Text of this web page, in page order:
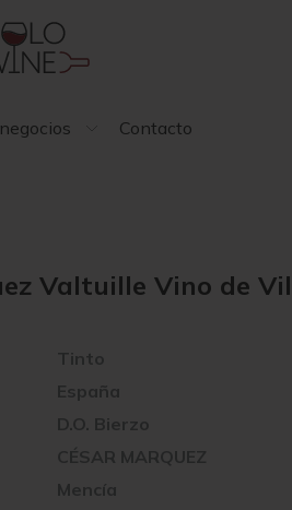
Contacto
Valtuille Vino de
España
D.O. Bierzo
CÉSAR MARQUEZ
Mencía
Tinto